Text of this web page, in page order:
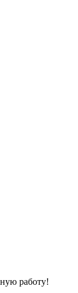
работу!